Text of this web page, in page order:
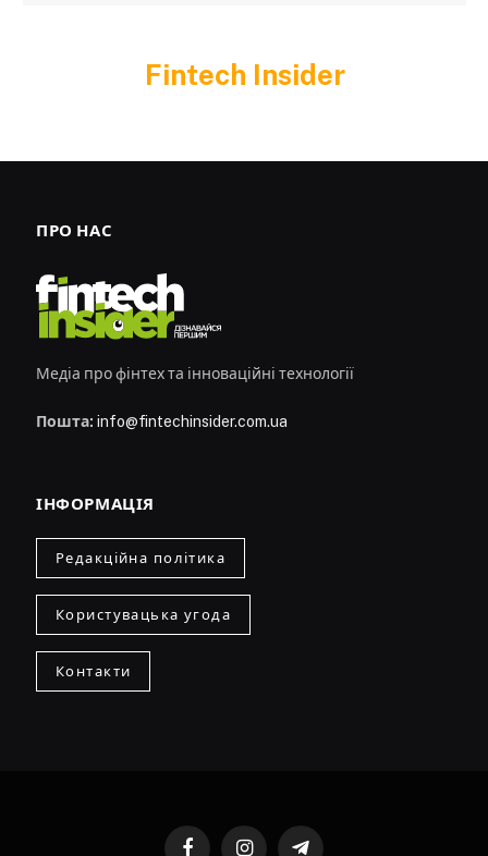
Fintech Insider
ПРО НАС
Медіа про фінтех та інноваційні технології
Пошта: info@fintechinsider.com.ua
ІНФОРМАЦІЯ
Редакційна політика
Користувацька угода
Контакти